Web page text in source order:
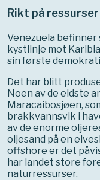
Rikt på ressurser
Venezuela befinner
kystlinje mot
sin første
Det har blitt
Noen av de eldste
Maracaibosjøen,
brakkvannsvik i
av de enorme
oljesand på en
offshore er det
har landet store
naturressurser.